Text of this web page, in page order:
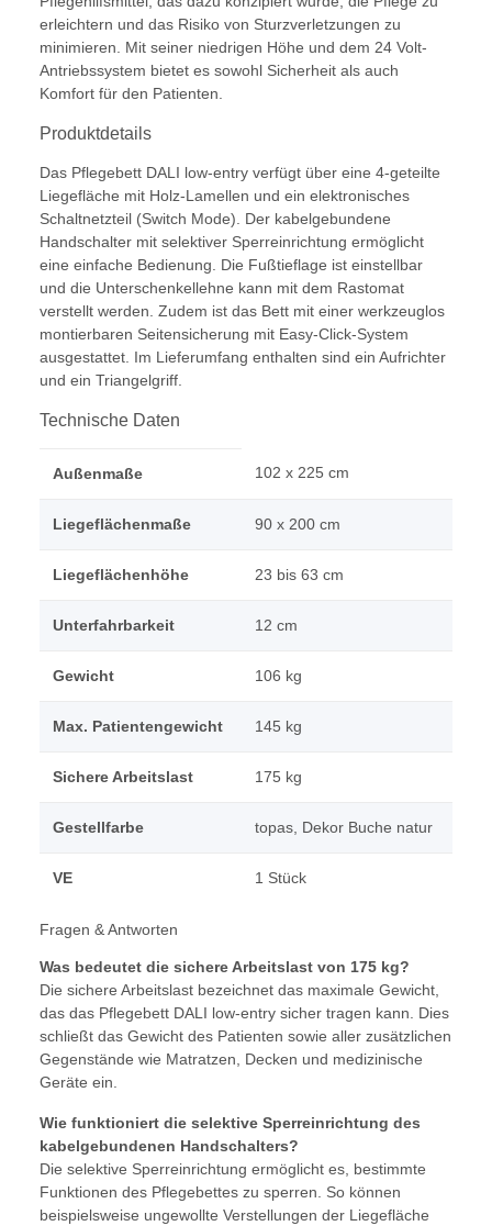
erleichtern und das Risiko von Sturzverletzungen zu
minimieren. Mit seiner niedrigen Höhe und dem 24 Volt-
Antriebssystem bietet es sowohl Sicherheit als auch
Komfort für den Patienten.
Produktdetails
Das Pflegebett DALI low-entry verfügt über eine 4-geteilte
Liegefläche mit Holz-Lamellen und ein elektronisches
Schaltnetzteil (Switch Mode). Der kabelgebundene
Handschalter mit selektiver Sperreinrichtung ermöglicht
eine einfache Bedienung. Die Fußtieflage ist einstellbar
und die Unterschenkellehne kann mit dem Rastomat
verstellt werden. Zudem ist das Bett mit einer werkzeuglos
montierbaren Seitensicherung mit Easy-Click-System
ausgestattet. Im Lieferumfang enthalten sind ein Aufrichter
und ein Triangelgriff.
Technische Daten
Außenmaße 102 x 225 cm
Liegeflächenmaße 90 x 200 cm
Liegeflächenhöhe 23 bis 63 cm
Unterfahrbarkeit 12 cm
Gewicht 106 kg
Max. Patientengewicht 145 kg
Sichere Arbeitslast 175 kg
Gestellfarbe topas, Dekor Buche natur
VE 1 Stück
Fragen & Antworten
Was bedeutet die sichere Arbeitslast von 175 kg?
Die sichere Arbeitslast bezeichnet das maximale Gewicht,
das das Pflegebett DALI low-entry sicher tragen kann. Dies
schließt das Gewicht des Patienten sowie aller zusätzlichen
Gegenstände wie Matratzen, Decken und medizinische
Geräte ein.
Wie funktioniert die selektive Sperreinrichtung des
kabelgebundenen Handschalters?
Die selektive Sperreinrichtung ermöglicht es, bestimmte
Funktionen des Pflegebettes zu sperren. So können
beispielsweise ungewollte Verstellungen der Liegefläche